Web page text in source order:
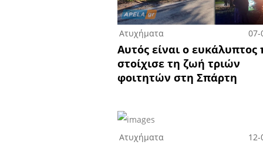
Ατυχήματα 07-
Αυτός είναι ο ευκάλυπτος
στοίχισε τη ζωή τριών
φοιτητών στη Σπάρτη
Ατυχήματα